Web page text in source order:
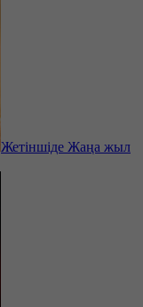
Жетіншіде Жаңа жыл